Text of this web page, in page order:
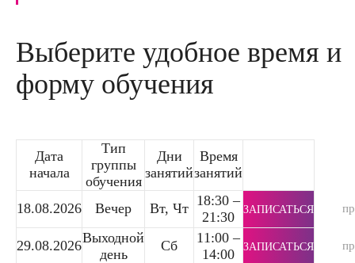
Выберите удобное время и
форму обучения
Дата
начала
Тип
группы
обучения
Дни
занятий
Время
занятий
18.08.2026 Вечер Вт, Чт 18:30 –
21:30
ЗАПИСАТЬСЯ
29.08.2026Выходной
день
Сб
11:00 –
14:00
ЗАПИСАТЬСЯ